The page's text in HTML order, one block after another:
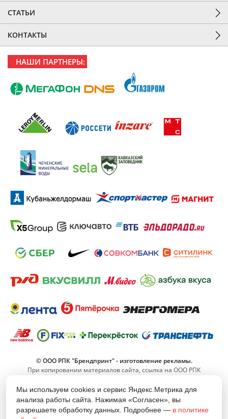
СТАТЬИ
КОНТАКТЫ
НАШИ ПАРТНЕРЫ:
© ООО РПК "Брендпринт" - изготовление рекламы.
При копировании материалов сайта, ссылка на ООО РПК
8 (800) 555-11-42
(Звонок по РФ бесплатный)
Мы используем cookies и сервис Яндекс.Метрика для
анализа работы сайта. Нажимая «Согласен», вы
разрешаете обработку данных. Подробнее — в политике